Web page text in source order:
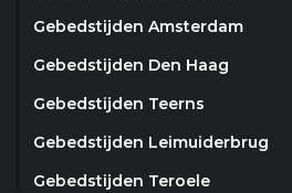
Gebedstijden Amsterdam
Gebedstijden Den Haag
Gebedstijden Teerns
Gebedstijden Leimuiderbrug
Gebedstijden Teroele